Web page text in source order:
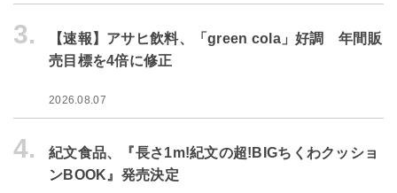
3.
【速報】アサヒ飲料、「green cola」好調 年間販
売目標を4倍に修正
2026.08.07
4.
紀文食品、『長さ1m!紀文の超!BIGちくわクッショ
ンBOOK』発売決定